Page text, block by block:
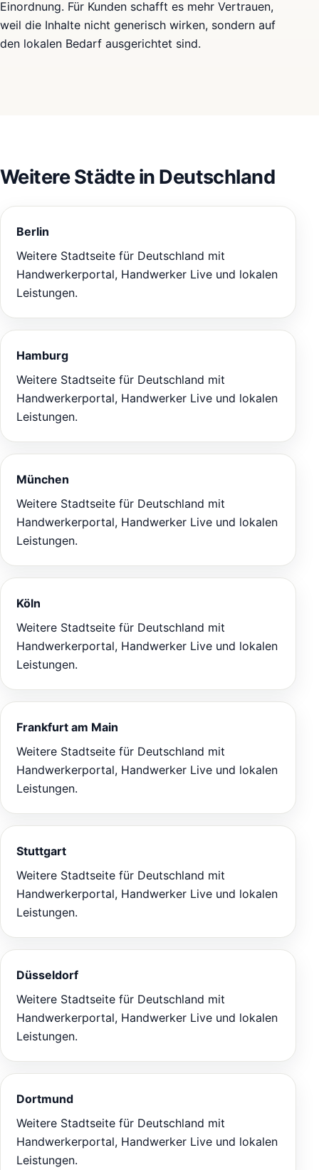
Einordnung. Für Kunden schafft es mehr Vertrauen,
weil die Inhalte nicht generisch wirken, sondern auf
den lokalen Bedarf ausgerichtet sind.
Weitere Städte in Deutschland
Berlin
Weitere Stadtseite für Deutschland mit
Handwerkerportal, Handwerker Live und lokalen
Leistungen.
Hamburg
Weitere Stadtseite für Deutschland mit
Handwerkerportal, Handwerker Live und lokalen
Leistungen.
München
Weitere Stadtseite für Deutschland mit
Handwerkerportal, Handwerker Live und lokalen
Leistungen.
Köln
Weitere Stadtseite für Deutschland mit
Handwerkerportal, Handwerker Live und lokalen
Leistungen.
Frankfurt am Main
Weitere Stadtseite für Deutschland mit
Handwerkerportal, Handwerker Live und lokalen
Leistungen.
Stuttgart
Weitere Stadtseite für Deutschland mit
Handwerkerportal, Handwerker Live und lokalen
Leistungen.
Düsseldorf
Weitere Stadtseite für Deutschland mit
Handwerkerportal, Handwerker Live und lokalen
Leistungen.
Dortmund
Weitere Stadtseite für Deutschland mit
Handwerkerportal, Handwerker Live und lokalen
Leistungen.